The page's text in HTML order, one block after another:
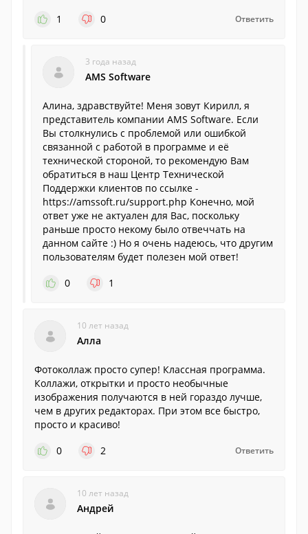
1
0 Ответить
3 года назад
AMS Software
Алина, здравствуйте! Меня зовут Кирилл, я
представитель компании AMS Software. Если
Вы столкнулись с проблемой или ошибкой
связанной с работой в программе и её
технической стороной, то рекомендую Вам
обратиться в наш Центр Технической
Поддержки клиентов по ссылке -
https://amssoft.ru/support.php Конечно, мой
ответ уже не актуален для Вас, поскольку
раньше просто некому было отвеччать на
данном сайте :) Но я очень надеюсь, что другим
пользователям будет полезен мой ответ!
0
1
10 лет назад
Алла
Фотоколлаж просто супер! Классная программа.
Коллажи, открытки и просто необычные
изображения получаются в ней гораздо лучше,
чем в других редакторах. При этом все быстро,
просто и красиво!
0
2 Ответить
10 лет назад
Андрей